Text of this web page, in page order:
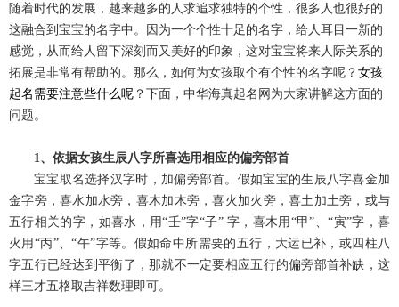
随着时代的发展，越来越多的人求追求独特的个性，很多人也很好的
这融合到宝宝的名字中。因为一个个性十足的名字，给人耳目一新的
感觉，从而给人留下深刻而又美好的印象，这对宝宝将来人际关系的
拓展是非常有帮助的。那么，如何为女孩取个有个性的名字呢？ 女孩
起名需要注意些什么呢 ？下面，中华海真起名网为大家讲解这方面的
问题。
1、依据女孩生辰八字所喜选用相应的偏旁部首
宝宝取名选择汉字时，加偏旁部首。 假如宝宝的生辰八字喜金加
金字旁，喜水加水旁，喜木加木旁，喜火加火旁，喜土加土旁，或与
五行相关的字，如喜水，用“壬”字“子” 字，喜木用“甲”、“寅”字，喜
火用“丙”、“午”字等。 假如命中所需要的五行，大运已补，或四柱八
字五行已经达到 平衡了 ，那就不一定要相应五行的偏旁部首补缺 ，这
样三才五格取吉祥数理即可。